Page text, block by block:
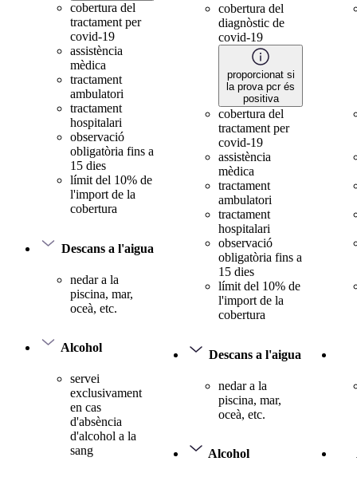
cobertura del
tractament per
covid-19
assistència
mèdica
tractament
ambulatori
tractament
hospitalari
observació
obligatòria fins a
15 dies
límit del 10% de
l'import de la
cobertura
Descans a l'aigua
nedar a la
piscina, mar,
oceà, etc.
Alcohol
servei
exclusivament
en cas
d'absència
d'alcohol a la
sang
cobertura del
diagnòstic de
covid-19
proporcionat si
la prova pcr és
positiva
cobertura del
tractament per
covid-19
assistència
mèdica
tractament
ambulatori
tractament
hospitalari
observació
obligatòria fins a
15 dies
límit del 10% de
l'import de la
cobertura
Descans a l'aigua
nedar a la
piscina, mar,
oceà, etc.
Alcohol